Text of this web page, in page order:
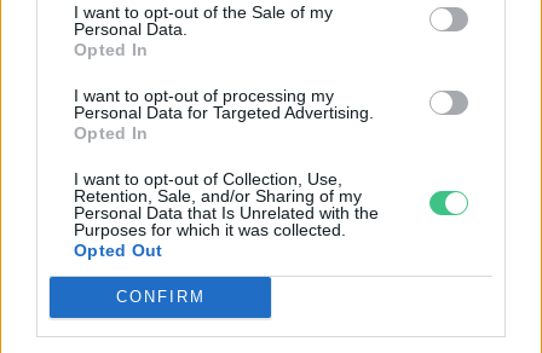
I want to opt-out of the Sale of my
Personal Data.
Opted In
I want to opt-out of processing my
Personal Data for Targeted Advertising.
Opted In
I want to opt-out of Collection, Use,
Retention, Sale, and/or Sharing of my
Personal Data that Is Unrelated with the
Purposes for which it was collected.
Opted Out
CONFIRM
A gyomok rendkívül sokoldalúak, mind életmódjukban, mind
felhasználhatóságukban. Ráadásul a kertedet is támogathatják!
Születésnapi programokkal várja a
Fővárosi Állatkert
ÉLŐ BOLYGÓNK
Szedd magad őszibarack: itt vannak
a legjobb lelőhelyek!